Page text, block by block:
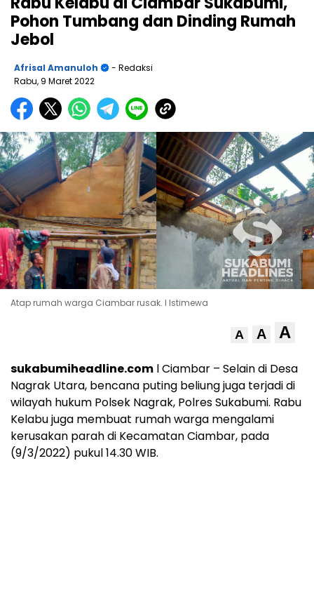
Pohon Tumbang dan Dinding Rumah
Jebol
Afrisal Amanuloh
- Redaksi
Rabu, 9 Maret 2022
Atap rumah warga Ciambar rusak. l Istimewa
A A A
sukabumiheadline.com l Ciambar – Selain di Desa
Nagrak Utara, bencana puting beliung juga terjadi di
wilayah hukum Polsek Nagrak, Polres Sukabumi. Rabu
Kelabu juga membuat rumah warga mengalami
kerusakan parah di Kecamatan Ciambar, pada
(9/3/2022) pukul 14.30 WIB.